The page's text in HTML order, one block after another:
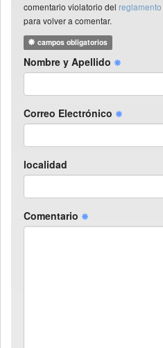
comentario violatorio del reglamento
para volver a comentar.
campos obligatorios
Nombre y Apellido
Correo Electrónico
localidad
Comentario